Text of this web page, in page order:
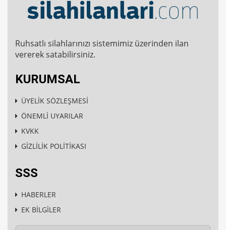
Ruhsatlı silahlarınızı sistemimiz üzerinden ilan
vererek satabilirsiniz.
KURUMSAL
ÜYELİK SÖZLEŞMESİ
ÖNEMLİ UYARILAR
KVKK
GİZLİLİK POLİTİKASI
SSS
HABERLER
EK BİLGİLER